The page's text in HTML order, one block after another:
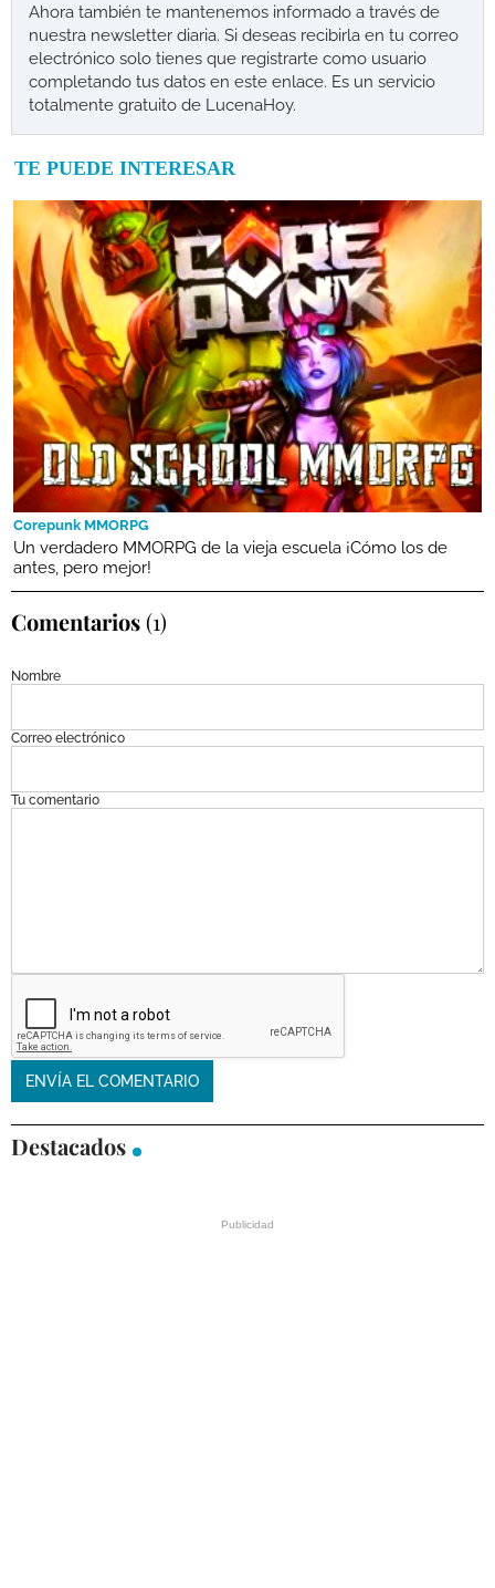
Ahora también te mantenemos informado a través de
nuestra newsletter diaria. Si deseas recibirla en tu correo
electrónico solo tienes que registrarte como usuario
completando tus datos en este enlace. Es un servicio
totalmente gratuito de LucenaHoy.
TE PUEDE INTERESAR
Corepunk MMORPG
Un verdadero MMORPG de la vieja escuela ¡Cómo los de
antes, pero mejor!
Comentarios(1)
Nombre
Correo electrónico
Tu comentario
Destacados